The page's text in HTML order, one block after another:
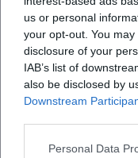
us or personal
your opt-out. You
disclosure of your
IAB’s list of
also be disclosed by
Downstream
Personal Data
Häufig
Wann beginnt das